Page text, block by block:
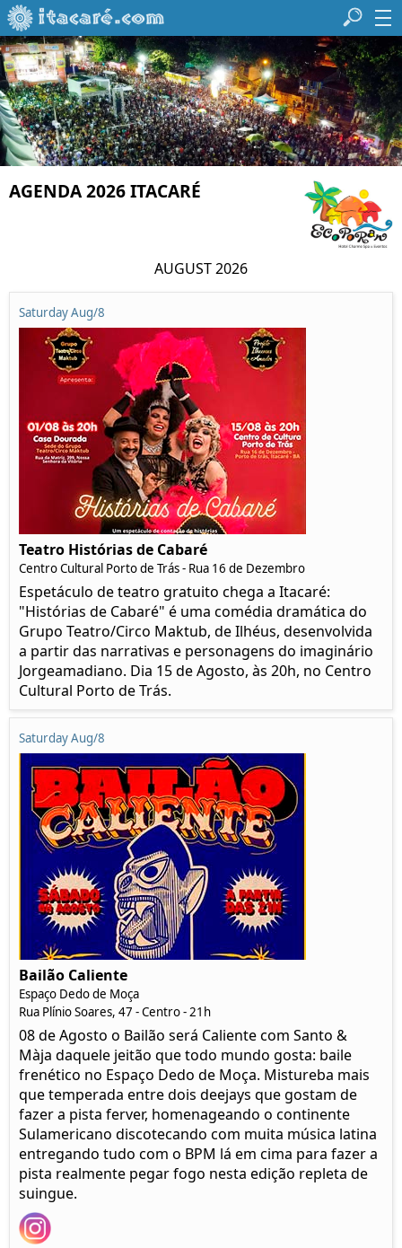
AGENDA 2026 ITACARÉ
AUGUST 2026
Saturday Aug/8
Teatro Histórias de Cabaré
Centro Cultural Porto de Trás - Rua 16 de Dezembro
Espetáculo de teatro gratuito chega a Itacaré:
"Histórias de Cabaré" é uma comédia dramática do
Grupo Teatro/Circo Maktub, de Ilhéus, desenvolvida
a partir das narrativas e personagens do imaginário
Jorgeamadiano. Dia 15 de Agosto, às 20h, no Centro
Cultural Porto de Trás.
Saturday Aug/8
Bailão Caliente
Espaço Dedo de Moça
Rua Plínio Soares, 47 - Centro - 21h
08 de Agosto o Bailão será Caliente com Santo &
Màja daquele jeitão que todo mundo gosta: baile
frenético no Espaço Dedo de Moça. Mistureba mais
que temperada entre dois deejays que gostam de
fazer a pista ferver, homenageando o continente
Sulamericano discotecando com muita música latina
entregando tudo com o BPM lá em cima para fazer a
pista realmente pegar fogo nesta edição repleta de
suingue.